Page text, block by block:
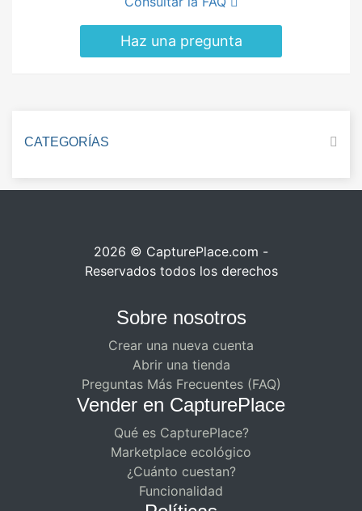
Haz una pregunta
CATEGORÍAS
2026 © CapturePlace.com -
Reservados todos los derechos
Sobre nosotros
Crear una nueva cuenta
Abrir una tienda
Preguntas Más Frecuentes (FAQ)
Vender en CapturePlace
Qué es CapturePlace?
Marketplace ecológico
¿Cuánto cuestan?
Funcionalidad